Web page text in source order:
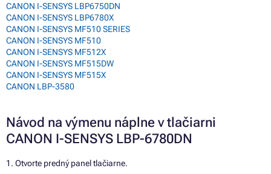
CANON I-SENSYS LBP6750DN
CANON I-SENSYS LBP6780X
CANON I-SENSYS MF510 SERIES
CANON I-SENSYS MF510
CANON I-SENSYS MF512X
CANON I-SENSYS MF515DW
CANON I-SENSYS MF515X
CANON LBP-3580
Návod na výmenu náplne v tlačiarni
CANON I-SENSYS LBP-6780DN
1. Otvorte predný panel tlačiarne.